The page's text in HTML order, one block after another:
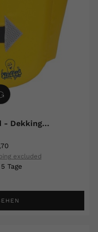
- Dekking...
excluded
Tage